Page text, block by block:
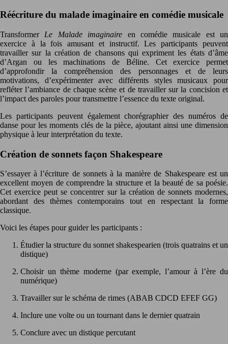
Réécriture du malade imaginaire en comédie musicale
Transformer Le Malade imaginaire en comédie musicale est un
exercice à la fois amusant et instructif. Les participants peuvent
travailler sur la création de chansons qui expriment les états d’âme
d’Argan ou les machinations de Béline. Cet exercice permet
d’approfondir la compréhension des personnages et de leurs
motivations, d’expérimenter avec différents styles musicaux pour
refléter l’ambiance de chaque scène et de travailler sur la concision et
l’impact des paroles pour transmettre l’essence du texte original.
Les participants peuvent également chorégraphier des numéros de
danse pour les moments clés de la pièce, ajoutant ainsi une dimension
physique à leur interprétation du texte.
Création de sonnets façon Shakespeare
S’essayer à l’écriture de sonnets à la manière de Shakespeare est un
excellent moyen de comprendre la structure et la beauté de sa poésie.
Cet exercice peut se concentrer sur la création de sonnets modernes,
abordant des thèmes contemporains tout en respectant la forme
classique.
Voici les étapes pour guider les participants :
Étudier la structure du sonnet shakespearien (trois quatrains et un
distique)
Choisir un thème moderne (par exemple, l’amour à l’ère du
numérique)
Travailler sur le schéma de rimes (ABAB CDCD EFEF GG)
Inclure une volte ou un tournant dans le dernier quatrain
Conclure avec un distique percutant